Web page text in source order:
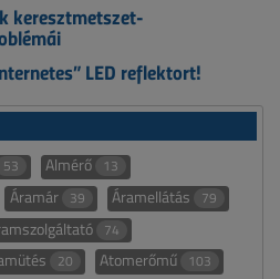
keresztmetszet-
LED reflektort!
53 Almérő 13
Áramár 39 Áramellátás 79
74
20 Atomerőmű 103